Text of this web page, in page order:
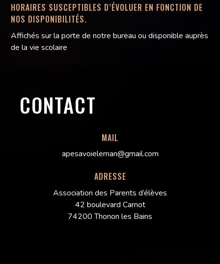
HORAIRES SUSCEPTIBLES D’ÉVOLUER EN FONCTION DE
NOS DISPONIBILITÉS.
Affichés sur la porte de notre bureau ou disponible auprès
de la vie scolaire
CONTACT
MAIL
apesavoieleman@gmail.com
ADRESSE
Association des Parents d’élèves
42 boulevard Carnot
74200 Thonon les Bains